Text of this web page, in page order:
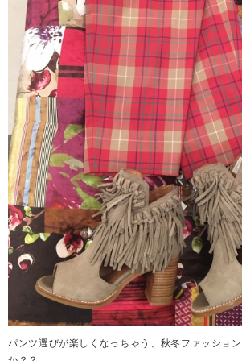
パンツ選びが楽しくなっちゃう、秋冬ファッショ